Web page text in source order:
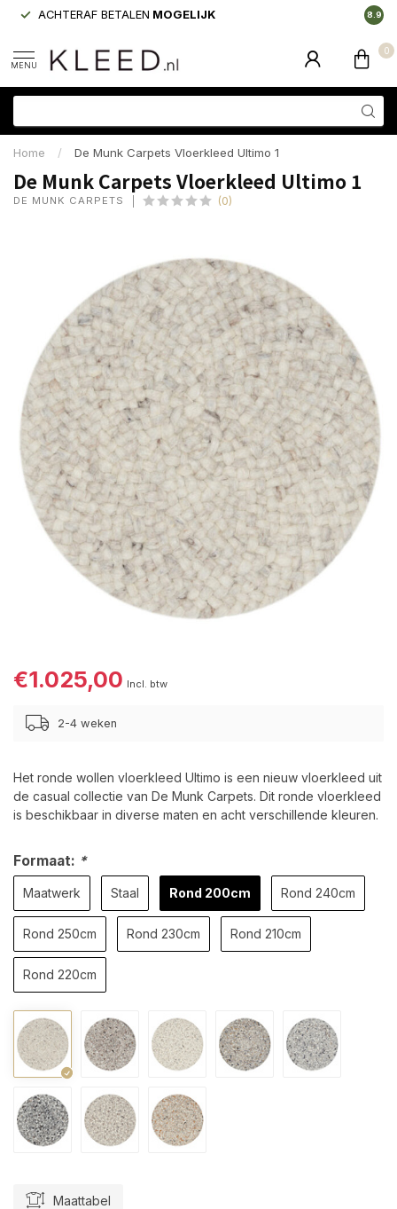
ACHTERAF BETALEN MOGELIJK 8.9
MENU
0
Home / De Munk Carpets Vloerkleed Ultimo 1
De Munk Carpets Vloerkleed Ultimo 1
DE MUNK CARPETS (0)
€1.025,00 Incl. btw
2-4 weken
Het ronde wollen vloerkleed Ultimo is een nieuw vloerkleed uit
de casual collectie van De Munk Carpets. Dit ronde vloerkleed
is beschikbaar in diverse maten en acht verschillende kleuren.
Formaat: *
Maatwerk Staal Rond 200cm Rond 240cm
Rond 250cm Rond 230cm Rond 210cm
Rond 220cm
Maattabel